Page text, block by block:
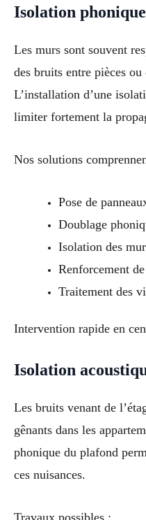
Isolation
Les murs sont souvent
des bruits entre pièces
L’installation d’une
limiter fortement la
Nos solutions
Pose de
Doublage
Isolation des
Renforcement
Traitement des
Intervention rapide en
Isolation
Les bruits venant de
gênants dans les
phonique du plafond
ces nuisances.
Travaux possibles :